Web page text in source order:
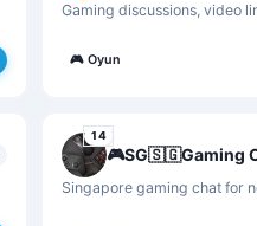
Gaming discussions, video
🎮 Oyun
14
🎮SG🇸🇬Gaming
Singapore gaming chat for